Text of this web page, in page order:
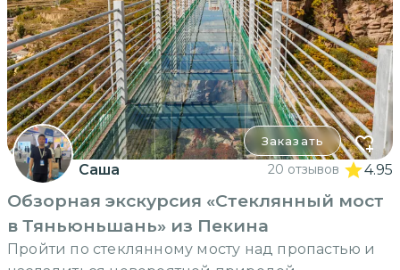
Заказать
Саша 20 отзывов 4.95
Обзорная экскурсия «Стеклянный мост
в Тяньюньшань» из Пекина
Пройти по стеклянному мосту над пропастью и